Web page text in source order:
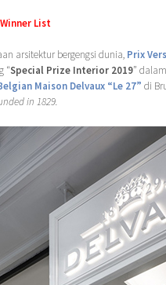
List
arsitektur bergengsi dunia, Prix
“Special Prize Interior 2019”
Maison Delvaux “Le 27” di
in 1829.